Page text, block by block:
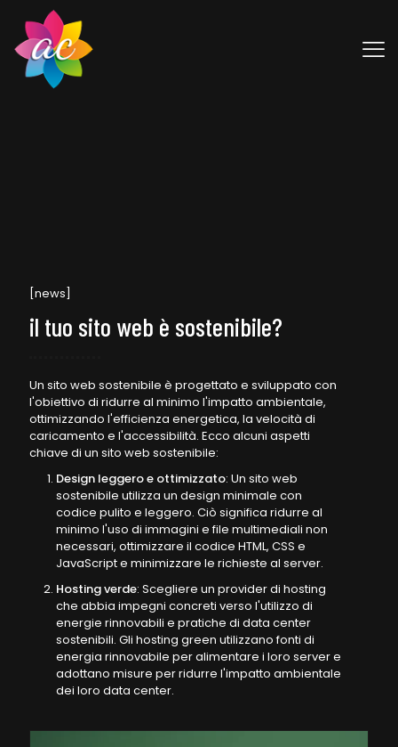
[news]
il tuo sito web è sostenibile?
Un sito web sostenibile è progettato e sviluppato con
l'obiettivo di ridurre al minimo l'impatto ambientale,
ottimizzando l'efficienza energetica, la velocità di
caricamento e l'accessibilità. Ecco alcuni aspetti
chiave di un sito web sostenibile:
Design leggero e ottimizzato: Un sito web
sostenibile utilizza un design minimale con
codice pulito e leggero. Ciò significa ridurre al
minimo l'uso di immagini e file multimediali non
necessari, ottimizzare il codice HTML, CSS e
JavaScript e minimizzare le richieste al server.
Hosting verde: Scegliere un provider di hosting
che abbia impegni concreti verso l'utilizzo di
energie rinnovabili e pratiche di data center
sostenibili. Gli hosting green utilizzano fonti di
energia rinnovabile per alimentare i loro server e
adottano misure per ridurre l'impatto ambientale
dei loro data center.